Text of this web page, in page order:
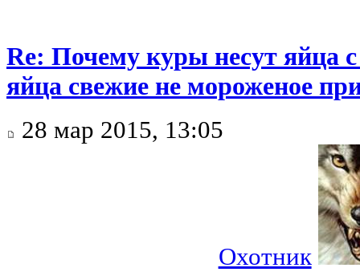
Re: Почему куры несут яйца
яйца свежие не мороженое
28 мар 2015, 13:05
Охотник